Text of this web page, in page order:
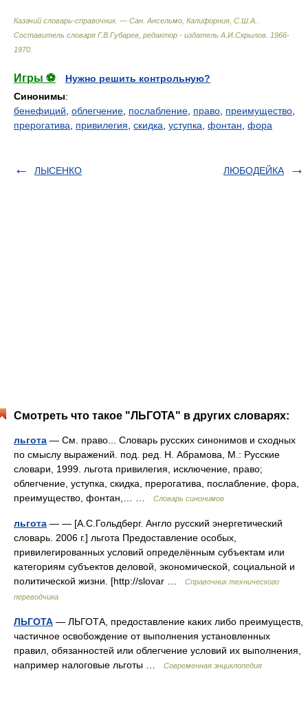
Казачий словарь-справочник. — Сан. Ансельмо, Калифорния, С.Ш.А.
Составитель словаря Г.В.Губарев, редактор - издатель А.И.Скрылов 1966-
1970
Игры ⚽
Нужно решить контрольную?
Синонимы:
бенефиций облегчение послабление право преимущество
прерогатива
привилегия скидка уступка фонтан фора
ЛЫСЕНКО ЛЮБОДЕЙКА
Смотреть что такое "ЛЬГОТА" в других словарях:
льгота — См. право... Словарь русских синонимов и сходных
по смыслу выражений. под. ред. Н. Абрамова, М.: Русские
словари, 1999. льгота привилегия, исключение, право;
облегчение, уступка, скидка, прерогатива, послабление, фора,
преимущество, фонтан,… …
Словарь синонимов
льгота — — [А.С.Гольдберг. Англо русский энергетический
словарь. 2006 г.] льгота Предоставление особых,
привилегированных условий определённым субъектам или
категориям субъектов деловой, экономической, социальной и
политической жизни. [http://slovar …
Справочник технического
переводчика
ЛЬГОТА — ЛЬГОТА, предоставление каких либо преимуществ,
частичное освобождение от выполнения установленных
правил, обязанностей или облегчение условий их выполнения,
например налоговые льготы …
Современная энциклопедия